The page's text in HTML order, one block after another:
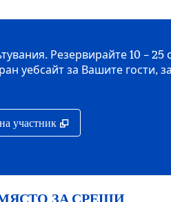
Резервирайте 10 – 25
уебсайт за Вашите гости,
участник ,